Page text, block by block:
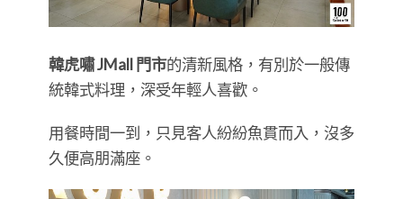
韓虎嘯 JMall 門市的清新風格，有別於一般傳
統韓式料理，深受年輕人喜歡。
用餐時間一到，只見客人紛紛魚貫而入，沒多
久便高朋滿座。